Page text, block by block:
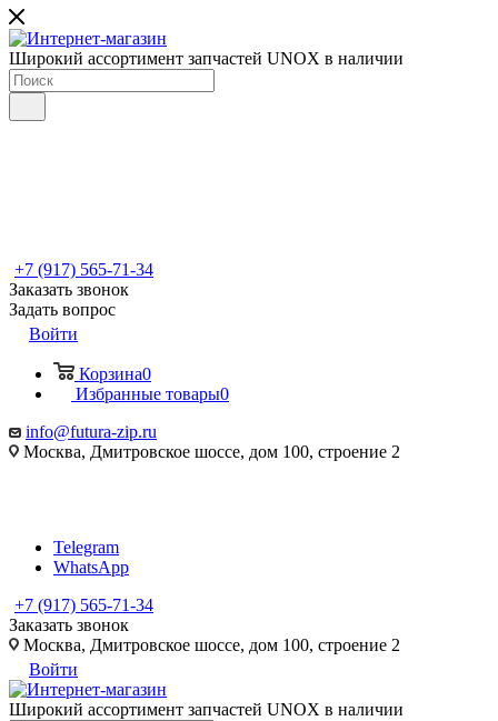
Широкий ассортимент запчастей UNOX в наличии
+7 (917) 565-71-34
Заказать звонок
Задать вопрос
Войти
Корзина0
Избранные товары0
info@futura-zip.ru
Москва, Дмитровское шоссе, дом 100, строение 2
Telegram
WhatsApp
+7 (917) 565-71-34
Заказать звонок
Москва, Дмитровское шоссе, дом 100, строение 2
Войти
Широкий ассортимент запчастей UNOX в наличии